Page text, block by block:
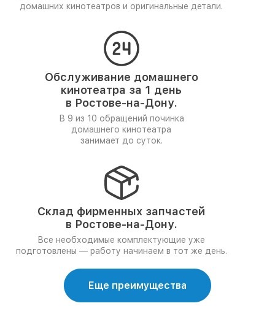
домашних кинотеатров и оригинальные детали.
Обслуживание домашнего
кинотеатра за 1 день
в Ростове-на-Дону.
В 9 из 10 обращений починка
домашнего кинотеатра
занимает до суток.
Склад фирменных запчастей
в Ростове-на-Дону.
Все необходимые комплектующие уже
подготовлены — работу начинаем в тот же день.
Еще преимущества